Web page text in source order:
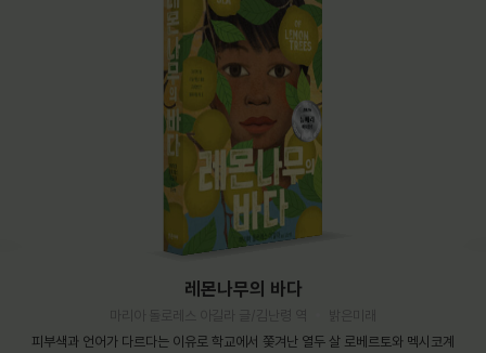
레몬나무의 바다
피부색과 언어가 다르다는 이유로 학교에서 쫓겨난 열두 살 로베르토와 멕시코계